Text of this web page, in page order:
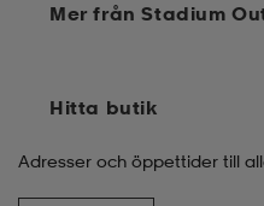
Mer från Stadium
Hitta butik
Adresser och öppettider till